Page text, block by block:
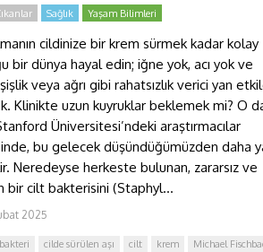
Sağlık Yaşam Bilimleri
cildinize bir krem ​​sürmek kadar kolay
bir dünya hayal edin; iğne yok, acı yok ve
veya ağrı gibi rahatsızlık verici yan
Klinikte uzun kuyruklar beklemek mi? O
Üniversitesi’ndeki araştırmacılar
bu gelecek düşündüğümüzden daha
Neredeyse herkeste bulunan, zararsız ve
bir cilt bakterisini (Staphyl...
2025
bakteri cilde sürülen aşı cilt krem
Michael